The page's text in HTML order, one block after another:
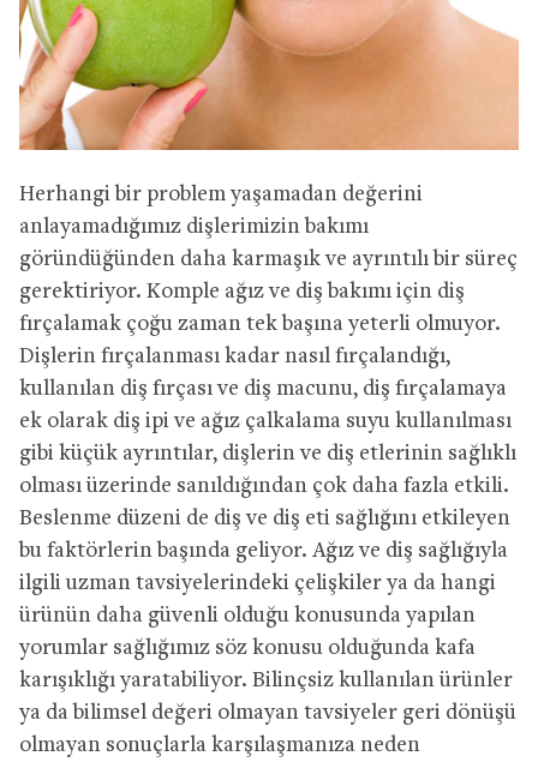
Herhangi bir problem yaşamadan değerini
anlayamadığımız dişlerimizin bakımı
göründüğünden daha karmaşık ve ayrıntılı bir süreç
gerektiriyor. Komple ağız ve diş bakımı için diş
fırçalamak çoğu zaman tek başına yeterli olmuyor.
Dişlerin fırçalanması kadar nasıl fırçalandığı,
kullanılan diş fırçası ve diş macunu, diş fırçalamaya
ek olarak diş ipi ve ağız çalkalama suyu kullanılması
gibi küçük ayrıntılar, dişlerin ve diş etlerinin sağlıklı
olması üzerinde sanıldığından çok daha fazla etkili.
Beslenme düzeni de diş ve diş eti sağlığını etkileyen
bu faktörlerin başında geliyor. Ağız ve diş sağlığıyla
ilgili uzman tavsiyelerindeki çelişkiler ya da hangi
ürünün daha güvenli olduğu konusunda yapılan
yorumlar sağlığımız söz konusu olduğunda kafa
karışıklığı yaratabiliyor. Bilinçsiz kullanılan ürünler
ya da bilimsel değeri olmayan tavsiyeler geri dönüşü
olmayan sonuçlarla karşılaşmanıza neden